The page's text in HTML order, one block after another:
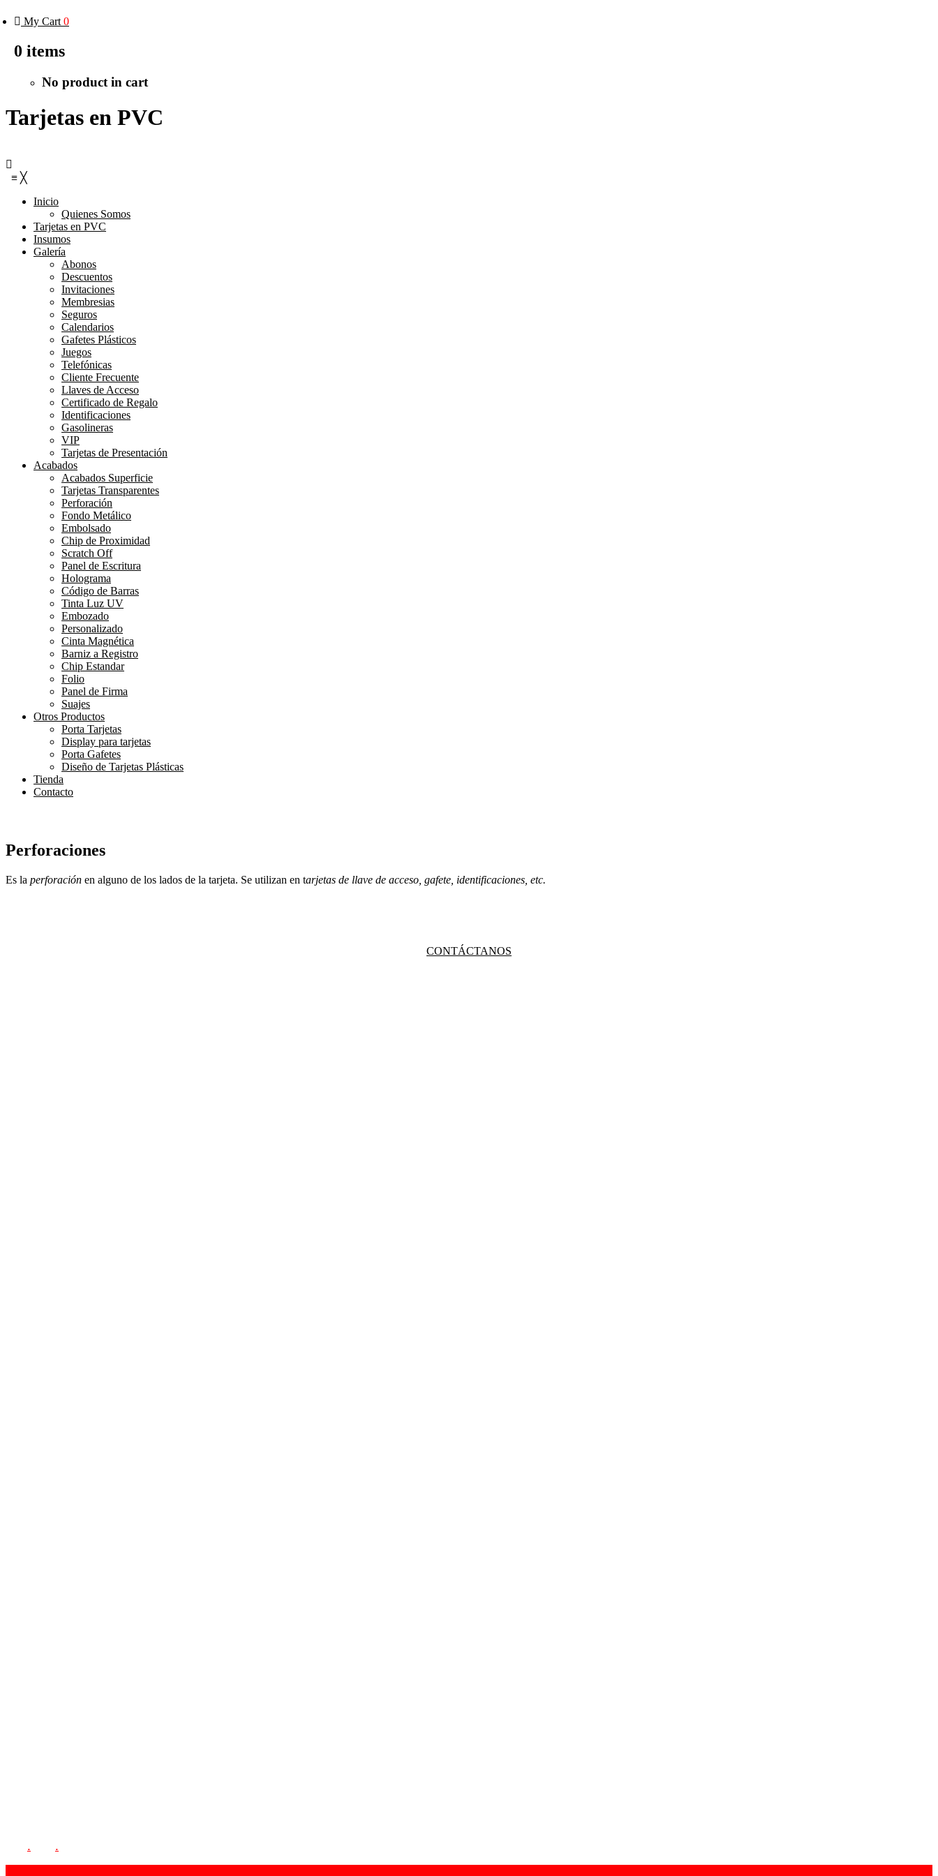
My Cart 0
0 items
No product in cart
Tarjetas en PVC
≡ ╳
Inicio
Quienes Somos
Tarjetas en PVC
Insumos
Galería
Abonos
Descuentos
Invitaciones
Membresias
Seguros
Calendarios
Gafetes Plásticos
Juegos
Telefónicas
Cliente Frecuente
Llaves de Acceso
Certificado de Regalo
Identificaciones
Gasolineras
VIP
Tarjetas de Presentación
Acabados
Acabados Superficie
Tarjetas Transparentes
Perforación
Fondo Metálico
Embolsado
Chip de Proximidad
Scratch Off
Panel de Escritura
Holograma
Código de Barras
Tinta Luz UV
Embozado
Personalizado
Cinta Magnética
Barniz a Registro
Chip Estandar
Folio
Panel de Firma
Suajes
Otros Productos
Porta Tarjetas
Display para tarjetas
Porta Gafetes
Diseño de Tarjetas Plásticas
Tienda
Contacto
Perforaciones
Es la perforación en alguno de los lados de la tarjeta. Se utilizan en tarjetas de llave de acceso, gafete, identificaciones, etc.
CONTÁCTANOS
. .